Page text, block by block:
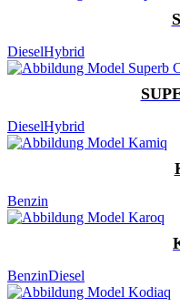
DieselHybrid
DieselHybrid
Benzin
BenzinDiesel